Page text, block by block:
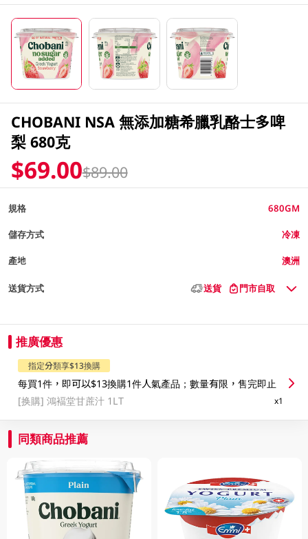
CHOBANI NSA 無添加糖希臘乳酪士多啤
梨 680克
$69.00$89.00
規格 680GM
儲存方式 冷凍
產地 澳洲
送貨方式 送貨 門市自取
推廣優惠
指定分類享$13換購
每買1件，即可以$13換購1件人氣產品；數量有限，售完即止
[换購]鴻褔堂甘蔗汁 1LT x1
同類商品推薦